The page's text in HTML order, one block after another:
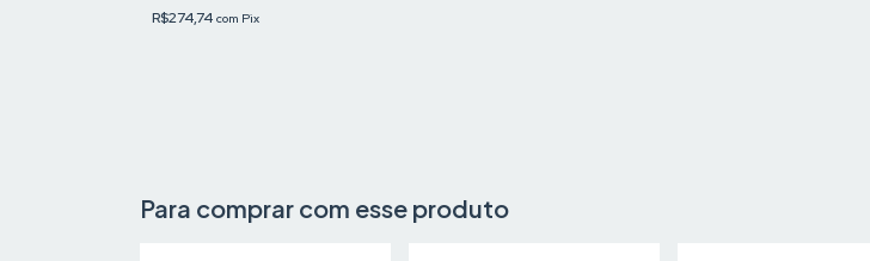
R$274,74 com Pix
Para comprar com esse produto